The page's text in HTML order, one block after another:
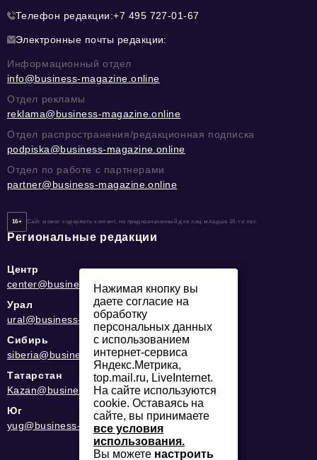
Телефон редакции:+7 495 727-01-67
Электронные почты редакции:
Информационный отдел
info@business-magazine.online
Отдел рекламы
reklama@business-magazine.online
Отдел распространения/редакционная подписка
podpiska@business-magazine.online
Отдел по работе с партнерами
partner@business-magazine.online
16+ Сайт может содержать контент, не предназначенный для лиц младше 16-ти лет.
Региональные редакции
Центр
center@business-magazine.online
Урал
ural@business-magazine.online
Сибирь
siberia@business-magazine.online
Татарстан
Kazan@business-magazine.online
Юг
yug@business-magazine.online
Нажимая кнопку вы
даете согласие на
обработку
персональных данных
с использованием
интернет-сервиса
Яндекс.Метрика,
top.mail.ru, LiveInternet.
На сайте используются
cookie. Оставаясь на
сайте, вы принимаете
все условия
использования.
Вы можете настроить